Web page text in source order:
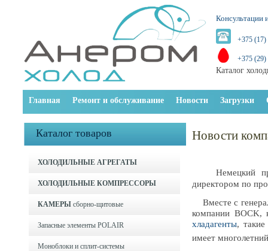
Консультации
+375 (17)
+375 (29)
Каталог
Главная Ремонт и обслуживание Новости Загрузки
Каталог товаров
ХОЛОДИЛЬНЫЕ АГРЕГАТЫ
ХОЛОДИЛЬНЫЕ КОМПРЕССОРЫ
КАМЕРЫ сборно-щитовые
Запасные элементы POLAIR
Моноблоки и cплит-системы
Новости
Немецкий
директором по
Вместе с
компании BOCK,
хладагенты,
имеет